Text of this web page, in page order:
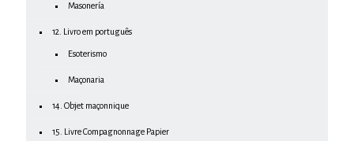
Masonería
12. Livro em português
Esoterismo
Maçonaria
14. Objet maçonnique
15. Livre Compagnonnage Papier